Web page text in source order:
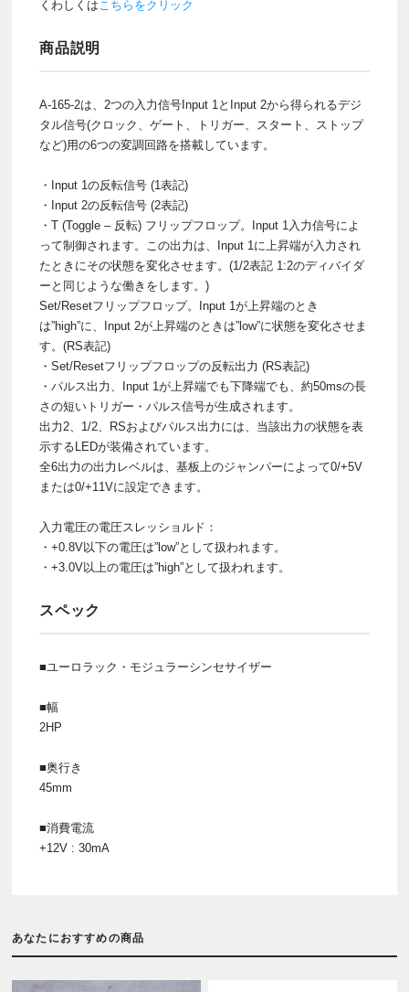
くわしくはこちらをクリック
商品説明
A-165-2は、2つの入力信号Input 1とInput 2から得られるデジ
タル信号(クロック、ゲート、トリガー、スタート、ストップ
など)用の6つの変調回路を搭載しています。
・Input 1の反転信号 (1表記)
・Input 2の反転信号 (2表記)
・T (Toggle – 反転) フリップフロップ。Input 1入力信号によ
って制御されます。この出力は、Input 1に上昇端が入力され
たときにその状態を変化させます。(1/2表記 1:2のディバイダ
ーと同じような働きをします。)
Set/Resetフリップフロップ。Input 1が上昇端のとき
は”high”に、Input 2が上昇端のときは”low”に状態を変化させま
す。(RS表記)
・Set/Resetフリップフロップの反転出力 (RS表記)
・パルス出力、Input 1が上昇端でも下降端でも、約50msの長
さの短いトリガー・パルス信号が生成されます。
出力2、1/2、RSおよびパルス出力には、当該出力の状態を表
示するLEDが装備されています。
全6出力の出力レベルは、基板上のジャンパーによって0/+5V
または0/+11Vに設定できます。
入力電圧の電圧スレッショルド：
・+0.8V以下の電圧は”low”として扱われます。
・+3.0V以上の電圧は”high”として扱われます。
スペック
■ユーロラック・モジュラーシンセサイザー
■幅
2HP
■奥行き
45mm
■消費電流
+12V : 30mA
あなたにおすすめの商品